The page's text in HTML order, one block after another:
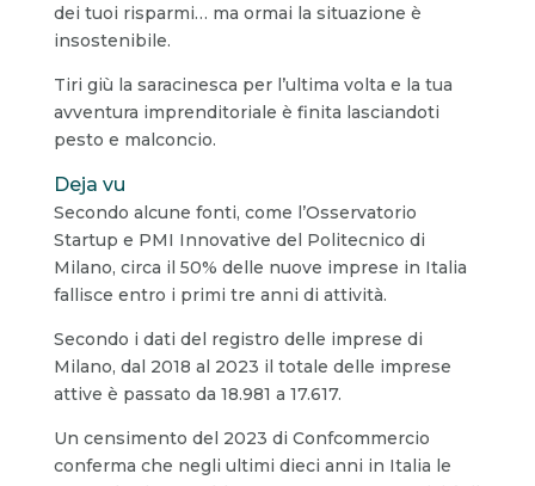
dei tuoi risparmi… ma ormai la situazione è
insostenibile.
Tiri giù la saracinesca per l’ultima volta e la tua
avventura imprenditoriale è finita lasciandoti
pesto e malconcio.
Deja vu
Secondo alcune fonti, come l’Osservatorio
Startup e PMI Innovative del Politecnico di
Milano, circa il 50% delle nuove imprese in Italia
fallisce entro i primi tre anni di attività.
Secondo i dati del registro delle imprese di
Milano, dal 2018 al 2023 il totale delle imprese
attive è passato da 18.981 a 17.617.
Un censimento del 2023 di Confcommercio
conferma che negli ultimi dieci anni in Italia le